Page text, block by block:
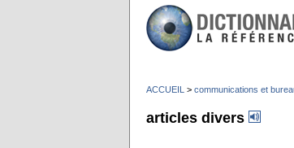
ACCUEIL > communications et
articles divers